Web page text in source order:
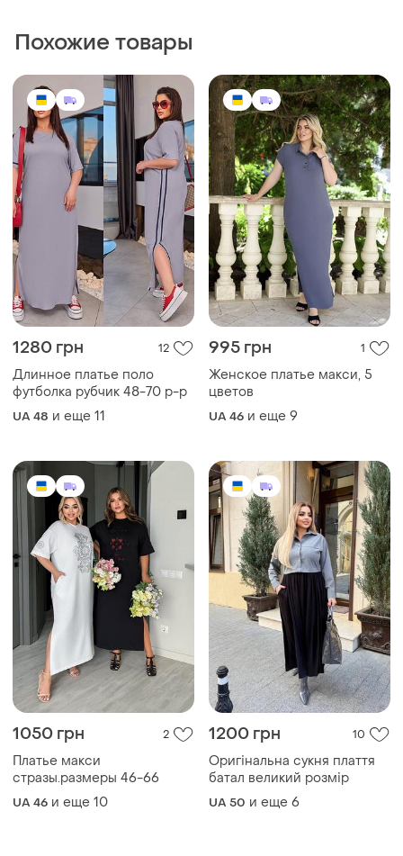
1280 грн 12
Длинное платье поло
футболка рубчик 48-70 р-р
UA 48 и еще 11
995 грн 1
Женское платье макси, 5
цветов
UA 46 и еще 9
1050 грн 2
Платье макси
стразы.размеры 46-66
UA 46 и еще 10
1200 грн 10
Оригінальна сукня плаття
батал великий розмір
UA 50 и еще 6
ТОП объявлений